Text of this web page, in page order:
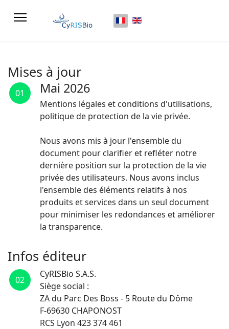
Sélectionnez votre langue
Mises à jour
01 Mai 2026
Mentions légales et conditions d'utilisations,
politique de protection de la vie privée.
Nous avons mis à jour l'ensemble du
document pour clarifier et refléter notre
dernière position sur la protection de la vie
privée des utilisateurs. Nous avons inclus
l'ensemble des éléments relatifs à nos
produits et services dans un seul document
pour minimiser les redondances et améliorer
la transparence.
Infos éditeur
02
CyRISBio S.A.S.
Siège social :
ZA du Parc Des Boss - 5 Route du Dôme
F-69630 CHAPONOST
RCS Lyon 423 374 461